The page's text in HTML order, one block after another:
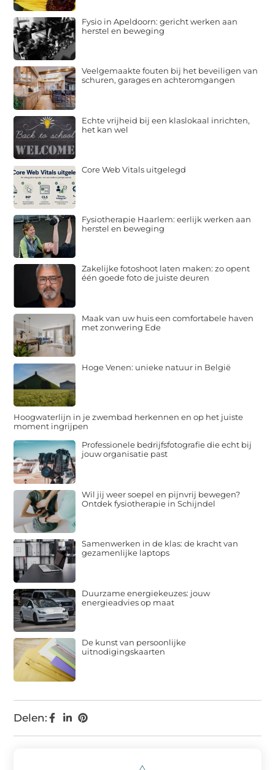
Delen:
Fysio in Apeldoorn: gericht werken aan
herstel en beweging
Veelgemaakte fouten bij het beveiligen van
schuren, garages en achteromgangen
Echte vrijheid bij een klaslokaal inrichten,
het kan wel
Core Web Vitals uitgelegd
Fysiotherapie Haarlem: eerlijk werken aan
herstel en beweging
Zakelijke fotoshoot laten maken: zo opent
één goede foto de juiste deuren
Maak van uw huis een comfortabele haven
met zonwering Ede
Hoge Venen: unieke natuur in België
Hoogwaterlijn in je zwembad herkennen en op het juiste
moment ingrijpen
Professionele bedrijfsfotografie die echt bij
jouw organisatie past
Wil jij weer soepel en pijnvrij bewegen?
Ontdek fysiotherapie in Schijndel
Samenwerken in de klas: de kracht van
gezamenlijke laptops
Duurzame energiekeuzes: jouw
energieadvies op maat
De kunst van persoonlijke
uitnodigingskaarten